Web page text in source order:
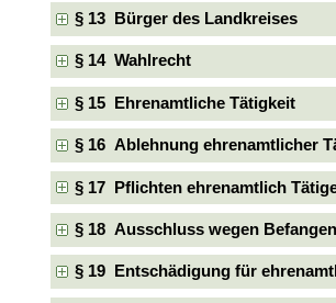
§ 13 Bürger des Landkreises
§ 14 Wahlrecht
§ 15 Ehrenamtliche Tätigkeit
§ 16 Ablehnung ehrenamtlicher
§ 17 Pflichten ehrenamtlich
§ 18 Ausschluss wegen
§ 19 Entschädigung für